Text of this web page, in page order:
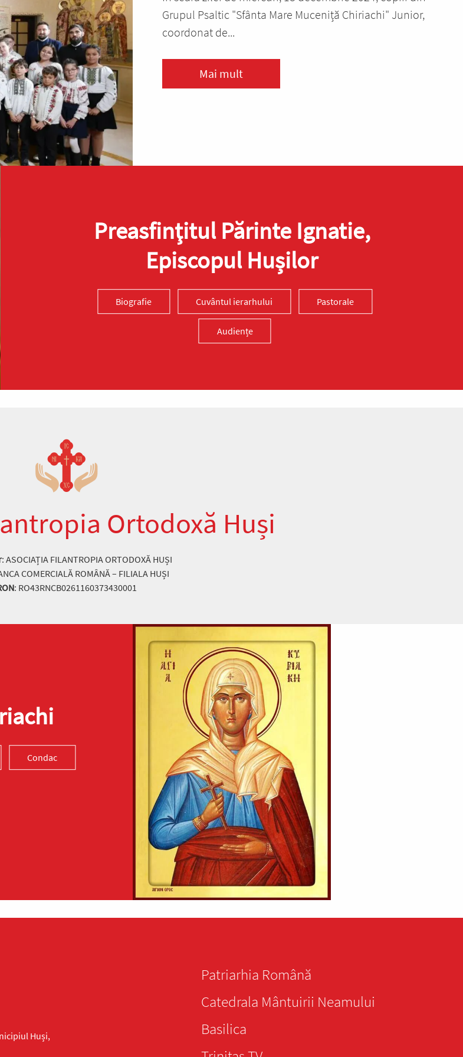
Grupul Psaltic "Sfânta Mare Muceniță Chiriachi" Junior,
coordonat de...
Mai mult
Preasfinţitul Părinte Ignatie,
Episcopul Hușilor
Biografie Cuvântul ierarhului Pastorale
Audiențe
Ortodoxă Huși
: ASOCIAȚIA FILANTROPIA ORTODOXĂ HUȘI
COMERCIALĂ ROMÂNĂ – FILIALA HUȘI
: RO43RNCB0261160373430001
Condac
Huși,
Patriarhia Română
Catedrala Mântuirii Neamului
Basilica